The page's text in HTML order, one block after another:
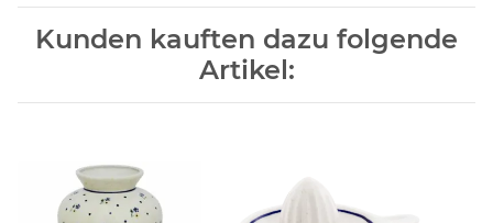
Kunden kauften dazu folgende
Artikel: